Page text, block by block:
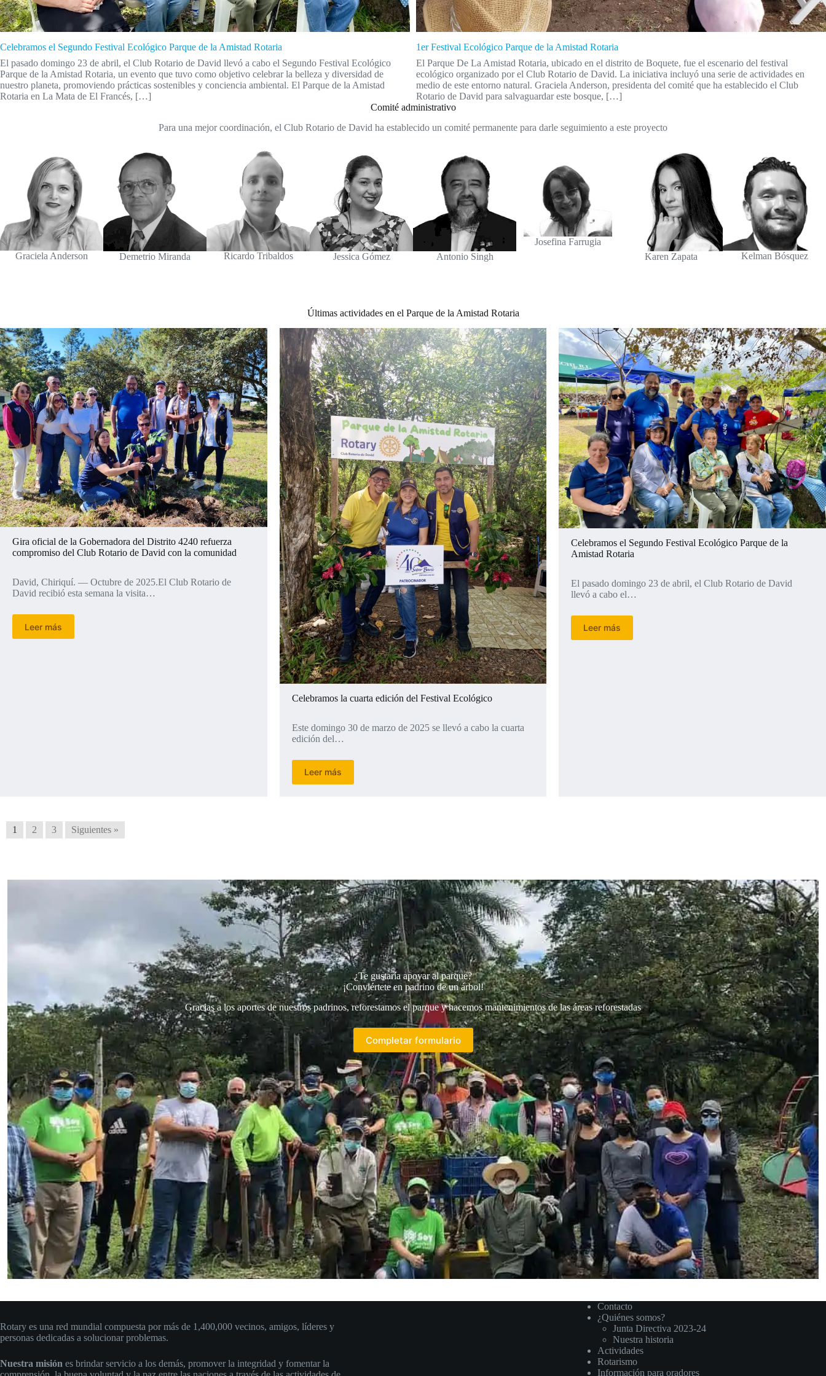
Celebramos el Segundo Festival Ecológico Parque de la Amistad Rotaria
El pasado domingo 23 de abril, el Club Rotario de David llevó a cabo el Segundo Festival Ecológico
Parque de la Amistad Rotaria, un evento que tuvo como objetivo celebrar la belleza y diversidad de
nuestro planeta, promoviendo prácticas sostenibles y conciencia ambiental. El Parque de la Amistad
Rotaria en La Mata de El Francés, […]
1er Festival Ecológico Parque de la Amistad Rotaria
El Parque De La Amistad Rotaria, ubicado en el distrito de Boquete, fue el escenario del festival
ecológico organizado por el Club Rotario de David. La iniciativa incluyó una serie de actividades en
medio de este entorno natural. Graciela Anderson, presidenta del comité que ha establecido el Club
Rotario de David para salvaguardar este bosque, […]
Comité administrativo
Para una mejor coordinación, el Club Rotario de David ha establecido un comité permanente para darle seguimiento a este proyecto
Graciela Anderson Demetrio Miranda Ricardo Tribaldos Jessica Gómez Antonio Singh
Josefina Farrugia
Karen Zapata
Kelman Bósquez
Últimas actividades en el Parque de la Amistad Rotaria
Gira oficial de la Gobernadora del Distrito 4240 refuerza
compromiso del Club Rotario de David con la comunidad
David, Chiriquí. — Octubre de 2025.El Club Rotario de
David recibió esta semana la visita…
Leer más
Celebramos la cuarta edición del Festival Ecológico
Este domingo 30 de marzo de 2025 se llevó a cabo la cuarta
edición del…
Leer más
Celebramos el Segundo Festival Ecológico Parque de la
Amistad Rotaria
El pasado domingo 23 de abril, el Club Rotario de David
llevó a cabo el…
Leer más
1 2 3 Siguientes »
¿Te gustaría apoyar al parque?
¡Conviértete en padrino de un árbol!
Gracias a los aportes de nuestros padrinos, reforestamos el parque y hacemos mantenimientos de las áreas reforestadas
Completar formulario
Rotary es una red mundial compuesta por más de 1,400,000 vecinos, amigos, líderes y
personas dedicadas a solucionar problemas.
Nuestra misión es brindar servicio a los demás, promover la integridad y fomentar la
Contacto
¿Quiénes somos?
Junta Directiva 2023-24
Nuestra historia
Actividades
Rotarismo
Información para oradores